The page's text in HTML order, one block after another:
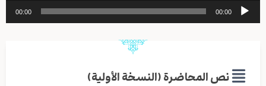
مشغل
الصوت
00:00
00:00
نص المحاضرة (النسخة الأولية)